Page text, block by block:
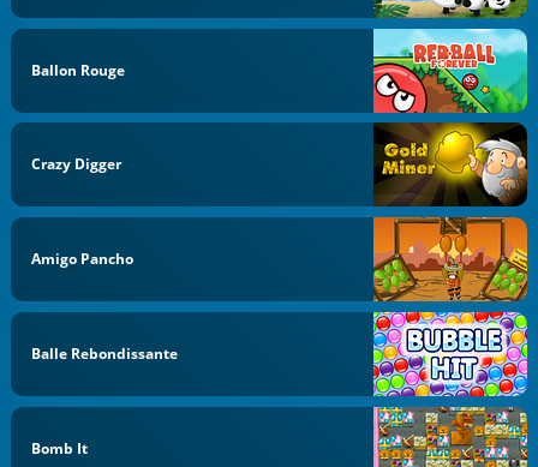
Ballon Rouge
Crazy Digger
Amigo Pancho
Balle Rebondissante
Bomb It